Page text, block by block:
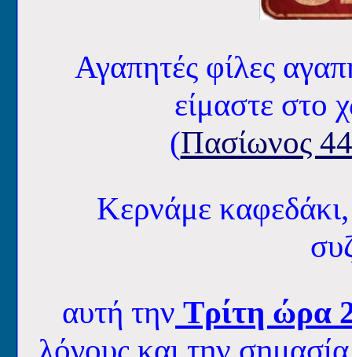
Αγαπητές φίλες
είμαστε στο
(Πασίωνος
Κερνάμε
αυτή την Τρίτη ώρα